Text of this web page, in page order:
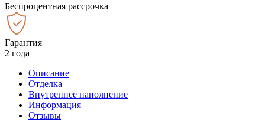
Беспроцентная рассрочка
Гарантия
2 года
Описание
Отделка
Внутреннее наполнение
Информация
Отзывы